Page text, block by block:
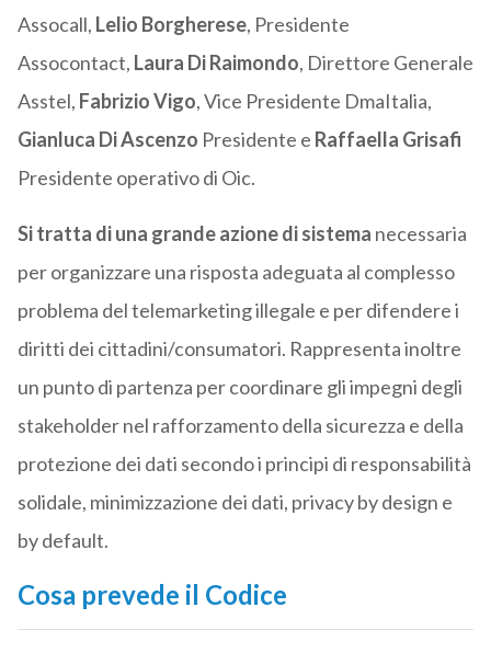
Assocall, Lelio Borgherese, Presidente
Assocontact, Laura Di Raimondo, Direttore Generale
Asstel, Fabrizio Vigo, Vice Presidente DmaItalia,
Gianluca Di Ascenzo Presidente e Raffaella Grisafi
Presidente operativo di Oic.
Si tratta di una grande azione di sistema necessaria
per organizzare una risposta adeguata al complesso
problema del telemarketing illegale e per difendere i
diritti dei cittadini/consumatori. Rappresenta inoltre
un punto di partenza per coordinare gli impegni degli
stakeholder nel rafforzamento della sicurezza e della
protezione dei dati secondo i principi di responsabilità
solidale, minimizzazione dei dati, privacy by design e
by default.
Cosa prevede il Codice